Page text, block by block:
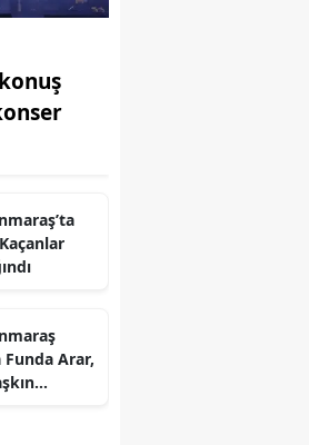
Funda Arar,